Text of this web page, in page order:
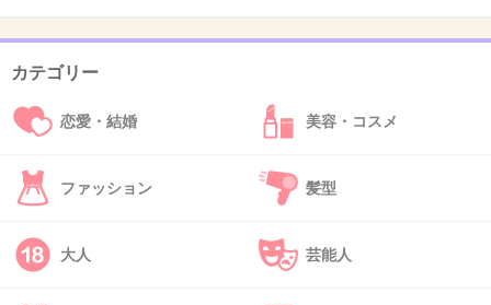
39. 匿名2018/02/08(木) 13:01:32
大久保さんだけ免許証の写真みたいw
40. 匿名
成田凌って
カテゴリー
恋愛・結婚 美容・コスメ
ファッション 髪型
大人 芸能人